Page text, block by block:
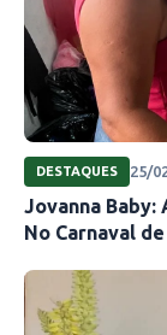
DESTAQUES 25/
Jovanna Baby:
No Carnaval